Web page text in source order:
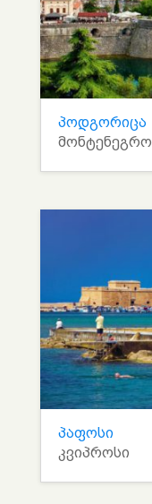
პოდგორიცა
მონტენეგრო
პაფოსი
კვიპროსი